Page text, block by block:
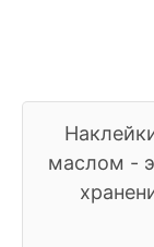
маслом -